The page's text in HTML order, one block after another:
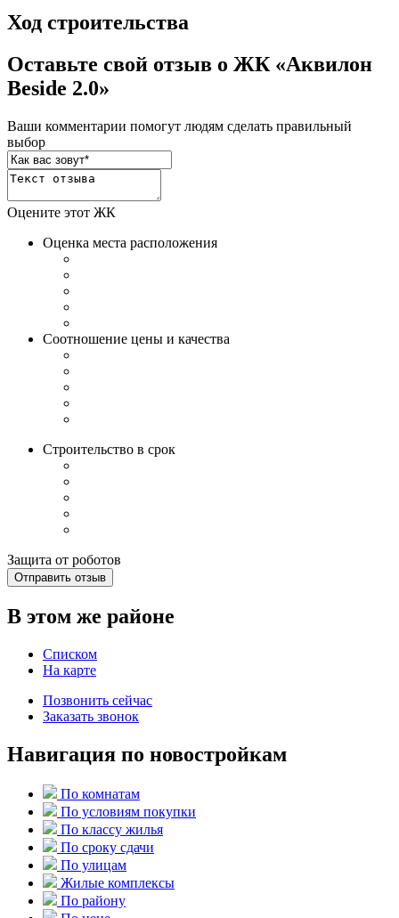
Ход строительства
Оставьте свой отзыв о ЖК «Аквилон
Beside 2.0»
Ваши комментарии помогут людям сделать правильный
выбор
Оцените этот ЖК
Оценка места расположения
Соотношение цены и качества
Строительство в срок
Защита от роботов
Отправить отзыв
В этом же районе
Списком
На карте
Позвонить сейчас
Заказать звонок
Навигация по новостройкам
По комнатам
По условиям покупки
По классу жилья
По сроку сдачи
По улицам
Жилые комплексы
По району